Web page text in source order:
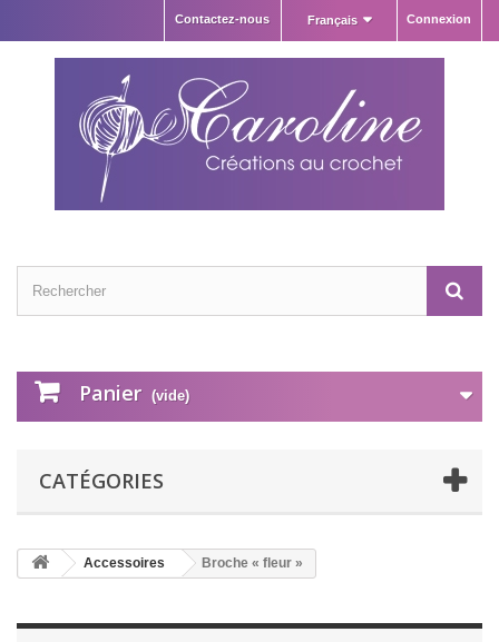
Connexion
Français
Contactez-nous
Panier (vide)
CATÉGORIES
Accessoires Broche « fleur »